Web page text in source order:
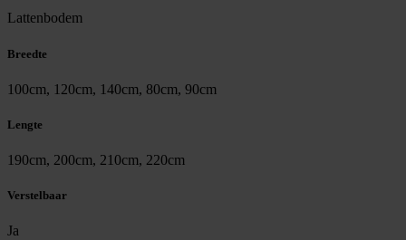
Lattenbodem
Breedte
100cm, 120cm, 140cm, 80cm, 90cm
Lengte
190cm, 200cm, 210cm, 220cm
Verstelbaar
Ja